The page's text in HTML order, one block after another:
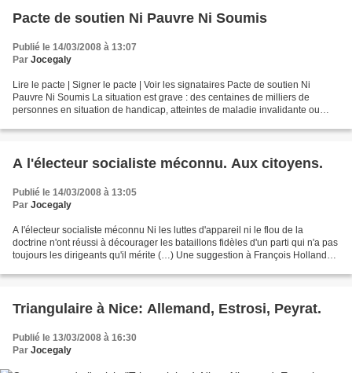
Pacte de soutien Ni Pauvre Ni Soumis
Publié le 14/03/2008 à 13:07
Par Jocegaly
Lire le pacte | Signer le pacte | Voir les signataires Pacte de soutien Ni
Pauvre Ni Soumis La situation est grave : des centaines de milliers de
personnes en situation de handicap, atteintes de maladie invalidante ou
A l'électeur socialiste méconnu. Aux citoyens.
Publié le 14/03/2008 à 13:05
Par Jocegaly
A l'électeur socialiste méconnu Ni les luttes d'appareil ni le flou de la
doctrine n'ont réussi à décourager les bataillons fidèles d'un parti qui n'a pas
toujours les dirigeants qu'il mérite (…) Une suggestion à François Hollande :
Triangulaire à Nice: Allemand, Estrosi, Peyrat.
Publié le 13/03/2008 à 16:30
Par Jocegaly